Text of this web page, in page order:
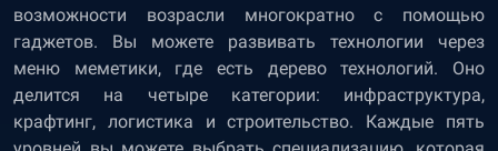
возможности возрасли многократно с помощью
гаджетов. Вы можете развивать технологии через
меню меметики, где есть дерево технологий. Оно
делится на четыре категории: инфраструктура,
крафтинг, логистика и строительство. Каждые пять